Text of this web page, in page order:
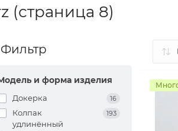
(страница 8)
Фильтр
и форма изделия
Докерка 16
Колпак
удлинённый
193